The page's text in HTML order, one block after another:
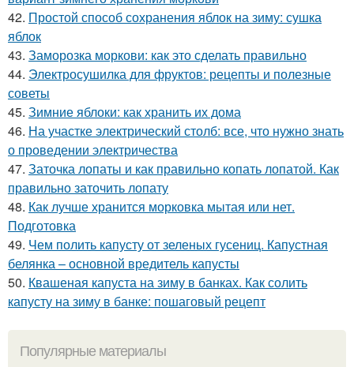
42. Простой способ сохранения яблок на зиму: сушка
яблок
43. Заморозка моркови: как это сделать правильно
44. Электросушилка для фруктов: рецепты и полезные
советы
45. Зимние яблоки: как хранить их дома
46. На участке электрический столб: все, что нужно знать
о проведении электричества
47. Заточка лопаты и как правильно копать лопатой. Как
правильно заточить лопату
48. Как лучше хранится морковка мытая или нет.
Подготовка
49. Чем полить капусту от зеленых гусениц. Капустная
белянка – основной вредитель капусты
50. Квашеная капуста на зиму в банках. Как солить
капусту на зиму в банке: пошаговый рецепт
Популярные материалы